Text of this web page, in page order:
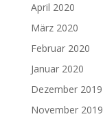
April 2020
März 2020
Februar 2020
Januar 2020
Dezember 2019
November 2019